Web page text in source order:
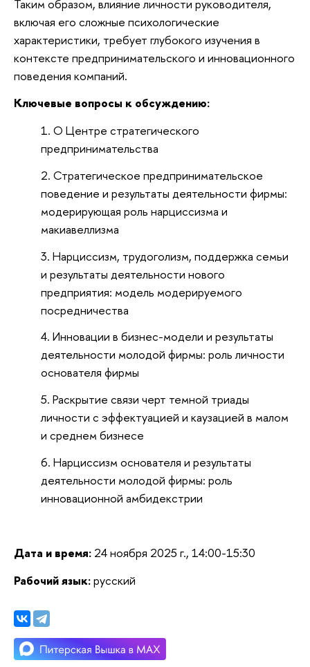
Таким образом, влияние личности руководителя,
включая его сложные психологические
характеристики, требует глубокого изучения в
контексте предпринимательского и инновационного
поведения компаний.
Ключевые вопросы к обсуждению:
О Центре стратегического
предпринимательства
Стратегическое предпринимательское
поведение и результаты деятельности фирмы:
модерирующая роль нарциссизма и
макиавеллизма
Нарциссизм, трудоголизм, поддержка семьи
и результаты деятельности нового
предприятия: модель модерируемого
посредничества
Инновации в бизнес-модели и результаты
деятельности молодой фирмы: роль личности
основателя фирмы
Раскрытие связи черт темной триады
личности с эффектуацией и каузацией в малом
и среднем бизнесе
Нарциссизм основателя и результаты
деятельности молодой фирмы: роль
инновационной амбидекстрии
Дата и время: 24 ноября 2025 г., 14:00-15:30
Рабочий язык:русский